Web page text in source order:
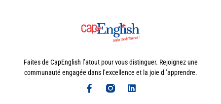
Faites de CapEnglish l’atout pour vous distinguer. Rejoignez une
communauté engagée dans l’excellence et la joie d ’apprendre.